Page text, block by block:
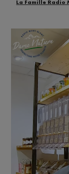
La Famille Radio